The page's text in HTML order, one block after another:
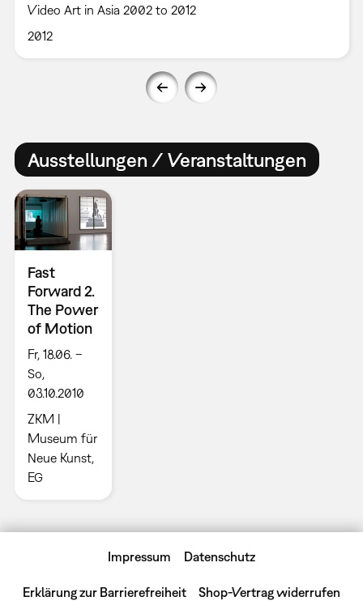
Video Art in Asia 2002 to 2012
2012
Ausstellungen / Veranstaltungen
Fast
Forward 2.
The Power
of Motion
Fr, 18.06. –
So,
03.10.2010
ZKM |
Museum für
Neue Kunst,
EG
Impressum Datenschutz
Erklärung zur Barrierefreiheit Shop-Vertrag widerrufen